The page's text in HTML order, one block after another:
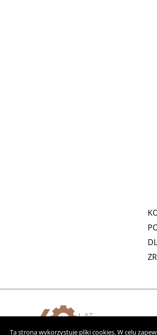
Ta strona wykorzystuje pliki cookies. W celu